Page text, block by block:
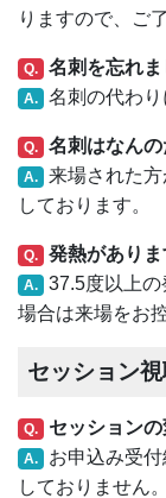
りますので、ご
Q. 名刺を忘れま
A. 名刺の代わり
Q. 名刺はなん
A. 来場された方
しております。
Q. 発熱がありま
A. 37.5度以上の
場合は来場をお
セッション
Q. セッション
A. お申込み受付
しておりません。